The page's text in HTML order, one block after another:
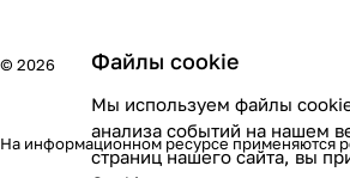
© 2026
На информационном ресурсе применяются
Файлы cookie
Мы используем файлы
анализа событий на нашем
страниц нашего сайта, вы